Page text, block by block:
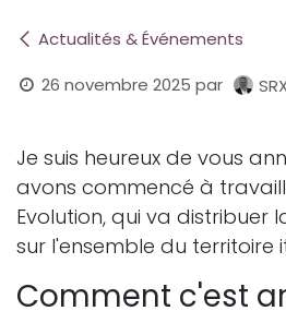
Actualités & Événements
26 novembre 2025 par
Je suis heureux de vous
avons commencé à
Evolution, qui va distribuer
sur l'ensemble du territoire
Comment c'est